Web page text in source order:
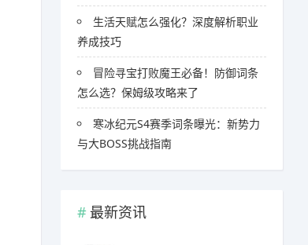
生活天赋怎么强化？深度解析职业
养成技巧
冒险寻宝打败魔王必备！防御词条
怎么选？保姆级攻略来了
寒冰纪元S4赛季词条曝光：新势力
与大BOSS挑战指南
最新资讯